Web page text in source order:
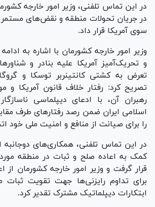
در این تماس تلفنی، وزیر امور خارجه
در جریان تحولات منطقه و نقض‌های
سوی آمریکا قرار داد.
وزیر امور خارجه کشورمان با اشاره به
و تحریک‌آمیز آمریکا علیه بنادر و
تعرض به کشتی کانتینربر توسکا و
تصریح کرد: رفتار خلاف قانون آمریکا
رهبران آن، با ادعای دیپلماسی
اسلامی ایران ضمن رصد رفتارهای طرف
را برای صیانت از منافع و امنیت ملی خود
در این تماس تلفنی، همکاری‌های دوجانبه
کمک به اعاده صلح و ثبات در منطقه
قرار گرفت و وزیر امور خارجه کشورمان از
برای تداوم رایزنی‌ها جهت تقویت ثبات
ابتکارات دیپلماتیک مشترک تقدیر کرد.